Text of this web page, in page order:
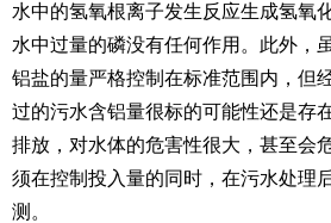
水中的氢氧根离子发生反应生成氢氧
水中过量的磷没有任何作用。此外，
铝盐的量严格控制在标准范围内，但
过的污水含铝量很标的可能性还是存
排放，对水体的危害性很大，甚至会
须在控制投入量的同时，在污水处理
测。